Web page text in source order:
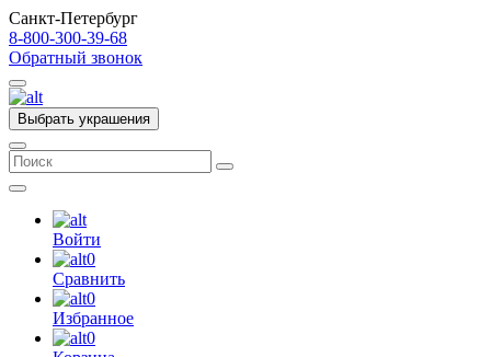
Санкт-Петербург
8-800-300-39-68
Обратный звонок
Выбрать украшения
Войти
0
Сравнить
0
Избранное
0